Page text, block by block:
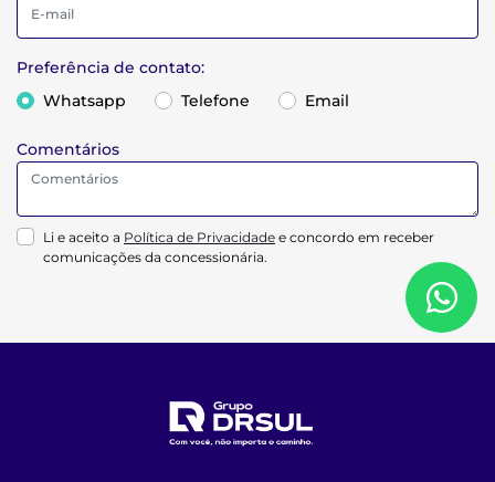
Preferência de contato:
Whatsapp
Telefone Email
Comentários
Li e aceito a Política de Privacidade e concordo em receber
comunicações da concessionária.